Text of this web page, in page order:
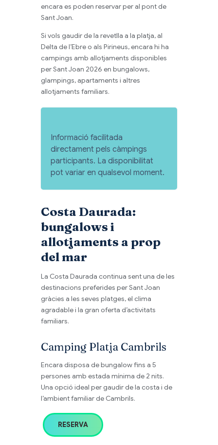
encara es poden reservar per al pont de
Sant Joan.
Si vols gaudir de la revetlla a la platja, al
Delta de l’Ebre o als Pirineus, encara hi ha
campings amb allotjaments disponibles
per Sant Joan 2026 en bungalows,
glampings, apartaments i altres
allotjaments familiars.
Informació facilitada
directament pels càmpings
participants. La disponibilitat
pot variar en qualsevol moment.
Costa Daurada:
bungalows i
allotjaments a prop
del mar
La Costa Daurada continua sent una de les
destinacions preferides per Sant Joan
gràcies a les seves platges, el clima
agradable i la gran oferta d’activitats
familiars.
Camping Platja Cambrils
Encara disposa de bungalow fins a 5
persones amb estada mínima de 2 nits.
Una opció ideal per gaudir de la costa i de
l’ambient familiar de Cambrils.
RESERVA